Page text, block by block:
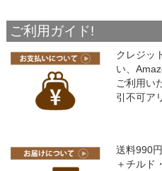
ご利用ガイド!
クレジッ
い、
ご利用い
引不可ア
送料990
＋チルド